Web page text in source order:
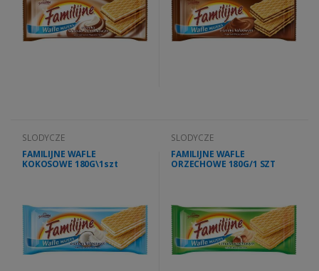
SLODYCZE
FAMILIJNE WAFLE
KOKOSOWE 180G\1szt
SLODYCZE
FAMILIJNE WAFLE
ORZECHOWE 180G/1 SZT